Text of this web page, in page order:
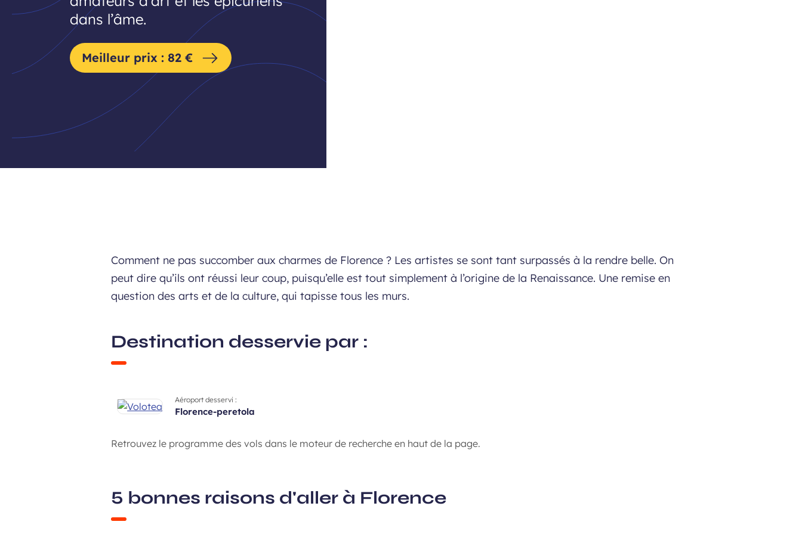
dans l’âme.
Meilleur prix : 82 €
Comment ne pas succomber aux charmes de Florence ? Les artistes se sont tant surpassés à la rendre belle. On
peut dire qu’ils ont réussi leur coup, puisqu’elle est tout simplement à l’origine de la Renaissance. Une remise en
question des arts et de la culture, qui tapisse tous les murs.
Destination desservie par :
Aéroport desservi :
florence-peretola
Retrouvez le programme des vols dans le moteur de recherche en haut de la page.
5 bonnes raisons d'aller à Florence